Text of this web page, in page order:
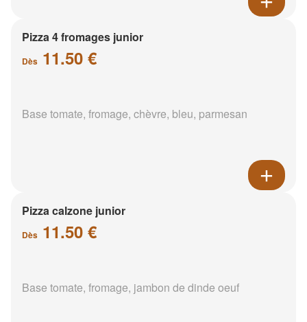
Pizza 4 fromages junior
Dès 11.50 €
Base tomate, fromage, chèvre, bleu, parmesan
Pizza calzone junior
Dès 11.50 €
Base tomate, fromage, jambon de dinde oeuf